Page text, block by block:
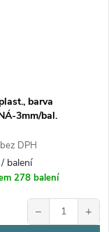
barva
3mm/bal.
DPH
/ balení
278 balení
− +